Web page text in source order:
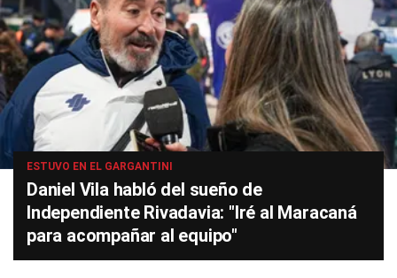
ESTUVO EN EL GARGANTINI
Daniel Vila habló del sueño de
Independiente Rivadavia: "Iré al Maracaná
para acompañar al equipo"